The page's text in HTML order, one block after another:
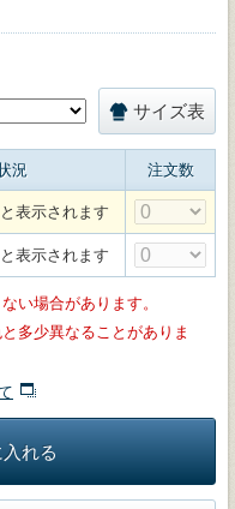
サイズ表
況 注文数
表示されます
表示されます
い場合があります。
多少異なることがありま
れる